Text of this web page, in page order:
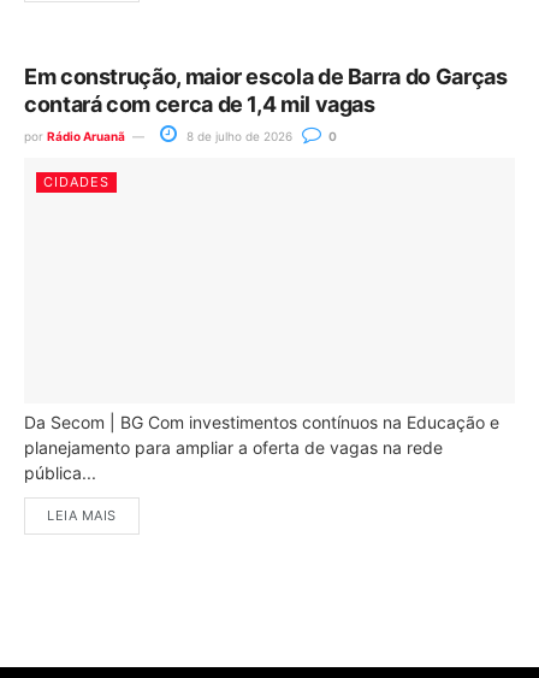
Em construção, maior escola de Barra do Garças
contará com cerca de 1,4 mil vagas
por Rádio Aruanã 8 de julho de 2026 0
CIDADES
Da Secom | BG Com investimentos contínuos na Educação e
planejamento para ampliar a oferta de vagas na rede
pública...
LEIA MAIS